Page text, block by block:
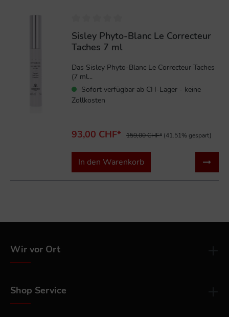
Sisley Phyto-Blanc Le Correcteur
Taches 7 ml
Das Sisley Phyto-Blanc Le Correcteur Taches
(7 ml...
Sofort verfügbar ab CH-Lager - keine
Zollkosten
93,00 CHF* 159,00 CHF* (41.51% gespart)
In den Warenkorb
Wir vor Ort
Shop Service